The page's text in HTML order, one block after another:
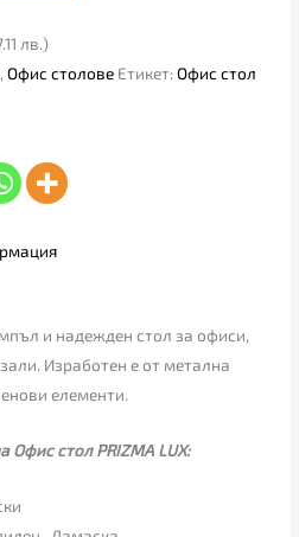
лв.)
,Офис столове Етикет:Офис стол
и надежден стол за офиси,
Изработен е от метална
елементи.
Офис стол PRIZMA LUX: